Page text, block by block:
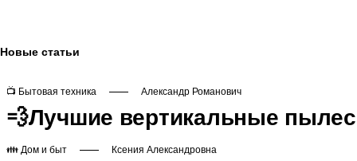
Новые статьи
📺 Бытовая техника Александр Романович
💨Лучшие вертикальные
👪 Дом и быт Ксения Александровна